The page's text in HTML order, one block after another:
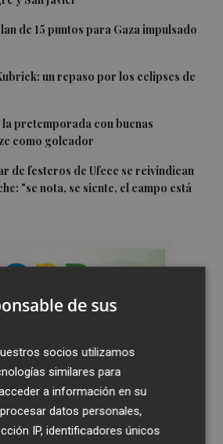
de 15 puntos para Gaza impulsado
un repaso por los eclipses de
pretemporada con buenas
como goleador
de festeros de Ufece se reivindican
"se nota, se siente, el campo está
de sus
socios utilizamos
similares para
a información en su
datos personales,
IP, identificadores únicos